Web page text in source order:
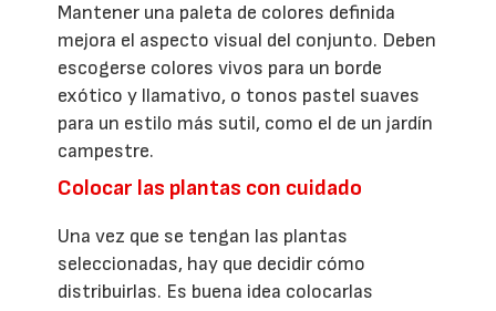
Mantener una paleta de colores definida
mejora el aspecto visual del conjunto. Deben
escogerse colores vivos para un borde
exótico y llamativo, o tonos pastel suaves
para un estilo más sutil, como el de un jardín
campestre.
Colocar las plantas con cuidado
Una vez que se tengan las plantas
seleccionadas, hay que decidir cómo
distribuirlas. Es buena idea colocarlas